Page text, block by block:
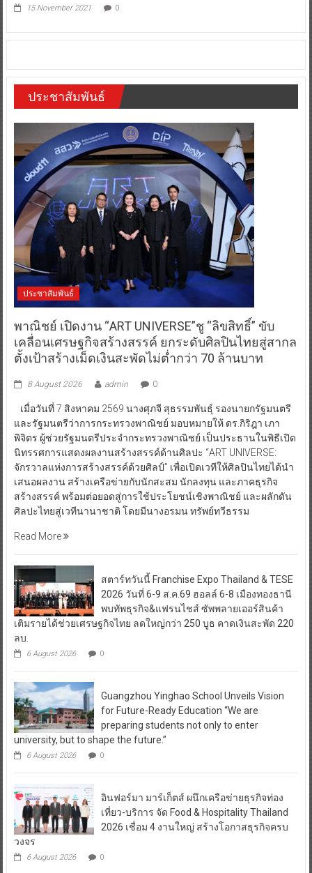
15 November 2021 0
ประชาสัมพันธ์
ประชาสัมพันธ์
พาณิชย์ เปิดงาน “ART UNIVERSE”ชู “ลิขสิทธิ์” ขับ
เคลื่อนเศรษฐกิจสร้างสรรค์ ยกระดับศิลปินไทยสู่สากล
ตั้งเป้าสร้างเม็ดเงินสะพัดไม่ต่ำกว่า 70 ล้านบาท
8 August 2026 admin 0
เมื่อวันที่ 7 สิงหาคม 2569 นางศุภจี สุธรรมพันธุ์ รองนายกรัฐมนตรี
และรัฐมนตรีว่าการกระทรวงพาณิชย์ มอบหมายให้ ดร.กิริฎา เภา
พิจิตร ผู้ช่วยรัฐมนตรีประจำกระทรวงพาณิชย์ เป็นประธานในพิธีเปิด
นิทรรศการแสดงผลงานสร้างสรรค์ด้านศิลปะ “ART UNIVERSE:
จักรวาลแห่งการสร้างสรรค์ด้วยศิลป์” เพื่อเปิดเวทีให้ศิลปินไทยได้นำ
เสนอผลงาน สร้างเครือข่ายกับนักสะสม นักลงทุน และภาคธุรกิจ
สร้างสรรค์ พร้อมต่อยอดสู่การใช้ประโยชน์เชิงพาณิชย์ และผลักดัน
ศิลปะไทยสู่เวทีนานาชาติ โดยมีนางอรมน ทรัพย์ทวีธรรม
Read More
สตาร์ทวันนี้ Franchise Expo Thailand & TESE
2026 วันที่ 6-9 ส.ค.69 ฮอลล์ 6-8 เมืองทองธานี
พบทัพธุรกิจ&แฟรนไชส์ ซัพพลายเออร์สินค้า
เติมรายได้ช่วยเศรษฐกิจไทย ลดใหญ่กว่า 250 บูธ คาดเงินสะพัด 220
ลบ.
6 August 2026 0
Guangzhou Yinghao School Unveils Vision
for Future-Ready Education “We are
preparing students not only to enter
university, but to shape the future.”
6 August 2026 0
อินฟอร์มา มาร์เก็ตส์ ผนึกเครือข่ายธุรกิจท่อง
เที่ยว-บริการ จัด Food & Hospitality Thailand
2026 เชื่อม 4 งานใหญ่ สร้างโอกาสธุรกิจครบ
วงจร
6 August 2026 0